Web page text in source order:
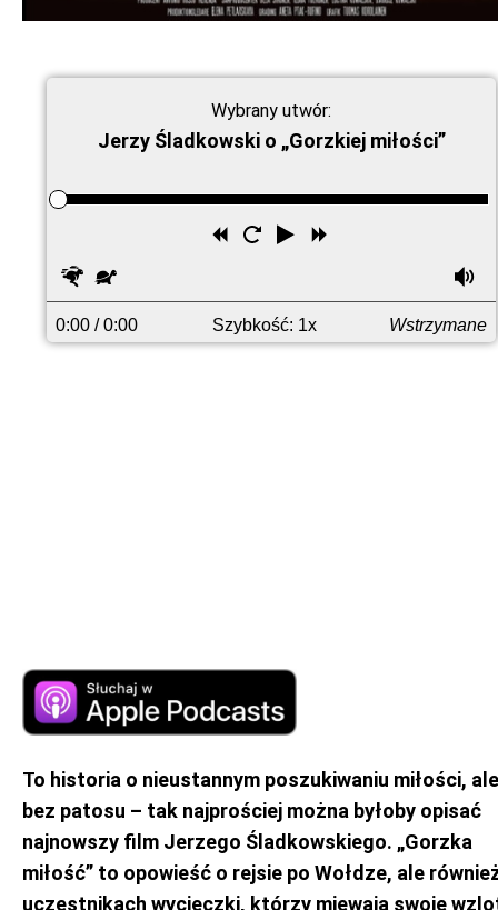
Wybrany utwór:
Jerzy Śladkowski o „Gorzkiej miłości”
Odtwórz
Uruchom
Przewiń
przodu
Szybciej
0:00 / 0:00 Szybkość: 1x Wstrzymane
To historia o nieustannym poszukiwaniu miłości, ale
bez patosu – tak najprościej można byłoby opisać
najnowszy film Jerzego Śladkowskiego. „Gorzka
miłość” to opowieść o rejsie po Wołdze, ale
uczestnikach wycieczki, którzy miewają swoje